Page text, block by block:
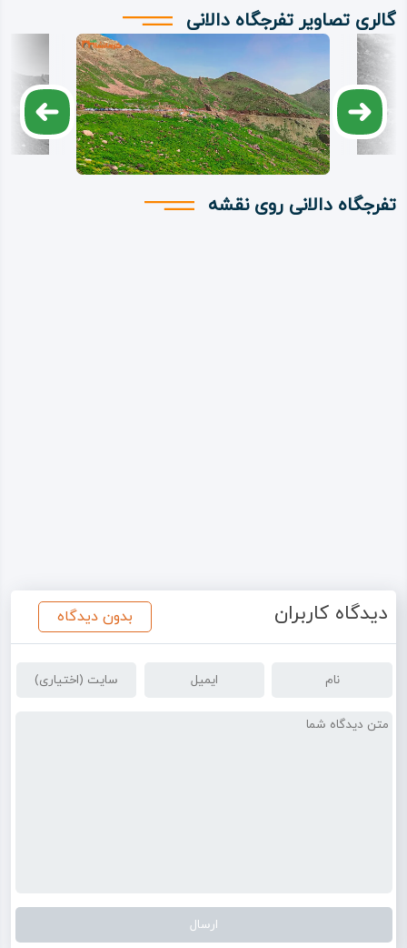
گالری تصاویر تفرجگاه دالانی
تفرجگاه دالانی روی نقشه
دیدگاه کاربران بدون دیدگاه